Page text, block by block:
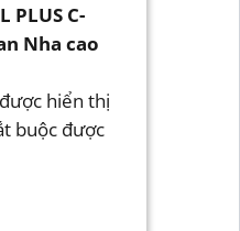
PLUS C-
Nha cao
hiển thị
buộc được